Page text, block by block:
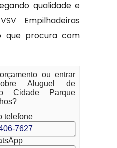
qualidade e
Empilhadeiras
que procura com
ou entrar
Aluguel de
Cidade Parque
telefone
7627